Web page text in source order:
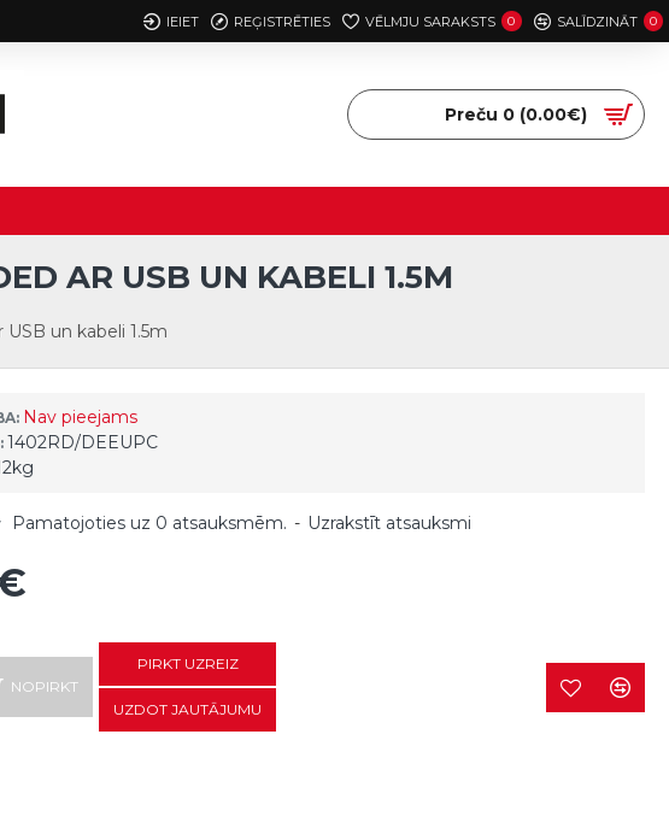
IEIET REĢISTRĒTIES VĒLMJU SARAKSTS 0 SALĪDZINĀT 0
Preču 0 (0.00€)
un kabeli 1.5m
AR USB UN KABELI 1.5M
Nav pieejams
1402RD/DEEUPC
Pamatojoties uz 0 atsauksmēm. - Uzrakstīt atsauksmi
NOPIRKT
PIRKT UZREIZ
UZDOT JAUTĀJUMU